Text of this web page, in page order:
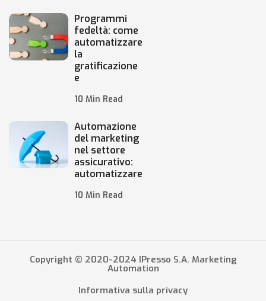
Programmi
fedeltà: come
automatizzare
la
gratificazione
e
10 Min Read
Automazione
del marketing
nel settore
assicurativo:
automatizzare
10 Min Read
Copyright © 2020-2024 IPresso S.A. Marketing
Automation
Informativa sulla privacy